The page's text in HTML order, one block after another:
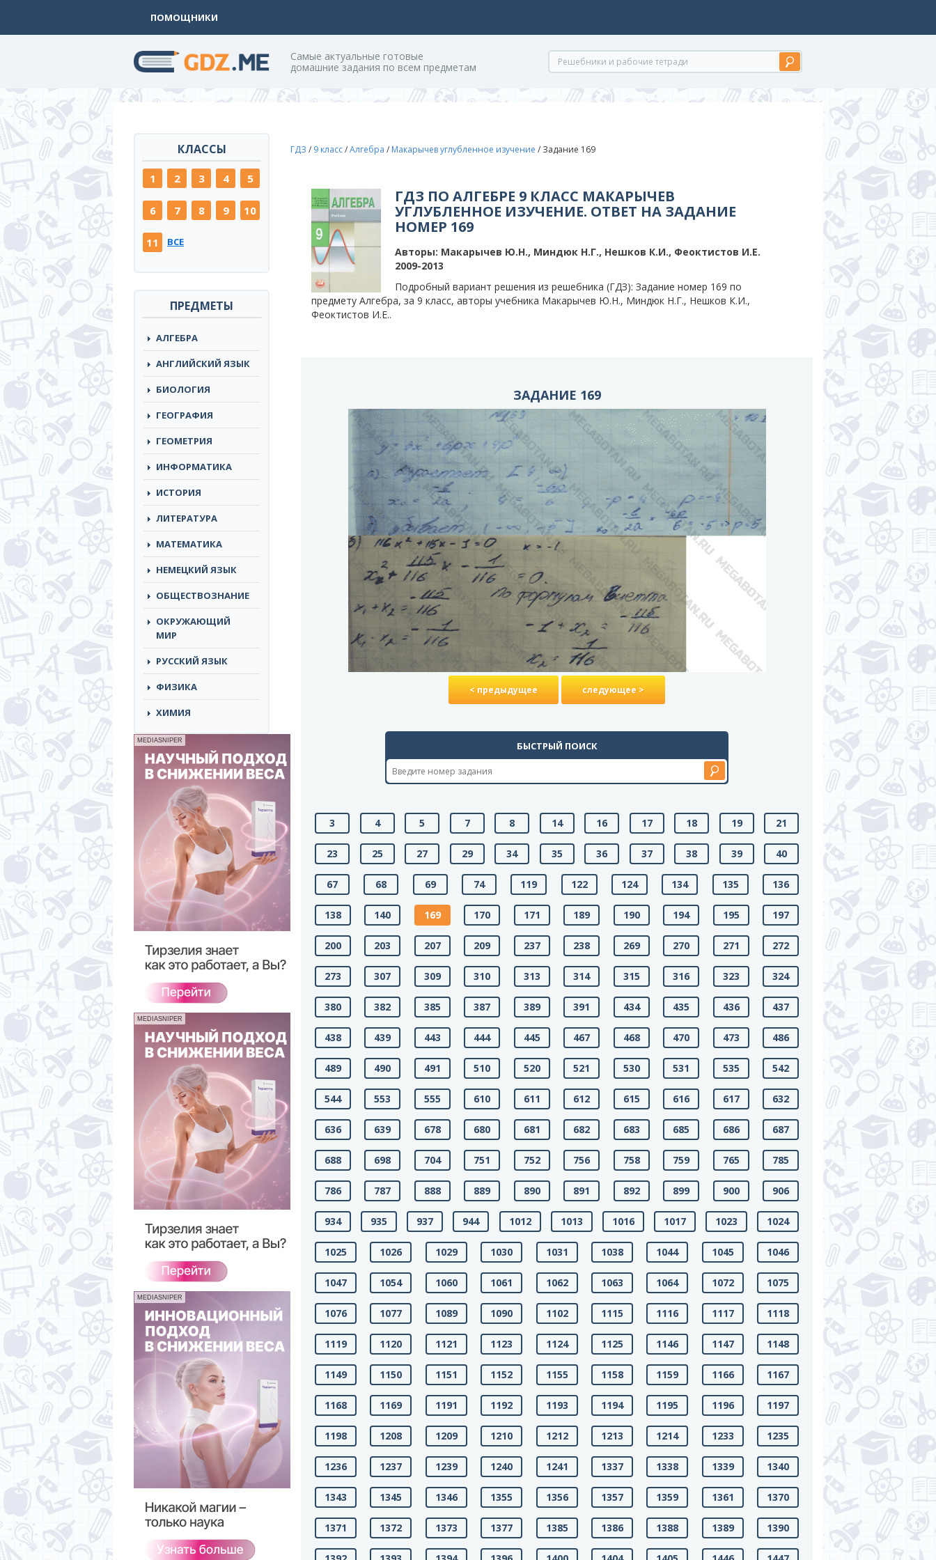
ПОМОЩНИКИ
Cамые актуальные готовые
домашние задания по всем предметам
КЛАССЫ
1 2 3 4 5
6 7 8 9 10
11 ВСЕ
ПРЕДМЕТЫ
АЛГЕБРА
АНГЛИЙСКИЙ ЯЗЫК
БИОЛОГИЯ
ГЕОГРАФИЯ
ГЕОМЕТРИЯ
ИНФОРМАТИКА
ИСТОРИЯ
ЛИТЕРАТУРА
МАТЕМАТИКА
НЕМЕЦКИЙ ЯЗЫК
ОБЩЕСТВОЗНАНИЕ
ОКРУЖАЮЩИЙ
МИР
РУССКИЙ ЯЗЫК
ФИЗИКА
ХИМИЯ
MEDIASNIPER
MEDIASNIPER
MEDIASNIPER
ГДЗ / 9 класс/Алгебра / Макарычев углубленное изучение / Задание 169
ГДЗ ПО АЛГЕБРЕ 9 КЛАСС МАКАРЫЧЕВ
УГЛУБЛЕННОЕ ИЗУЧЕНИЕ. ОТВЕТ НА ЗАДАНИЕ
НОМЕР 169
Авторы: Макарычев Ю.Н., Миндюк Н.Г., Нешков К.И., Феоктистов И.Е.
2009-2013
Подробный вариант решения из решебника (ГДЗ): Задание номер 169 по
предмету Алгебра, за 9 класс, авторы учебника Макарычев Ю.Н., Миндюк Н.Г., Нешков К.И.,
Феоктистов И.Е..
ЗАДАНИЕ 169
< предыдущее следующее >
БЫСТРЫЙ ПОИСК
3 4 5 7 8 14 16 17 18 19 21
23 25 27 29 34 35 36 37 38 39 40
67 68 69 74 119 122 124 134 135 136
138 140 169 170 171 189 190 194 195 197
200 203 207 209 237 238 269 270 271 272
273 307 309 310 313 314 315 316 323 324
380 382 385 387 389 391 434 435 436 437
438 439 443 444 445 467 468 470 473 486
489 490 491 510 520 521 530 531 535 542
544 553 555 610 611 612 615 616 617 632
636 639 678 680 681 682 683 685 686 687
688 698 704 751 752 756 758 759 765 785
786 787 888 889 890 891 892 899 900 906
934 935 937 944 1012 1013 1016 1017 1023 1024
1025 1026 1029 1030 1031 1038 1044 1045 1046
1047 1054 1060 1061 1062 1063 1064 1072 1075
1076 1077 1089 1090 1102 1115 1116 1117 1118
1119 1120 1121 1123 1124 1125 1146 1147 1148
1149 1150 1151 1152 1155 1158 1159 1166 1167
1168 1169 1191 1192 1193 1194 1195 1196 1197
1198 1208 1209 1210 1212 1213 1214 1233 1235
1236 1237 1239 1240 1241 1337 1338 1339 1340
1343 1345 1346 1355 1356 1357 1359 1361 1370
1371 1372 1373 1377 1385 1386 1388 1389 1390